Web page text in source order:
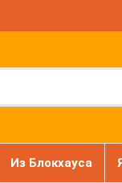
Из Блокхауса